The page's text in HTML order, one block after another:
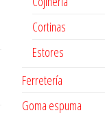
Cortinas
Estores
Ferretería
Goma espuma